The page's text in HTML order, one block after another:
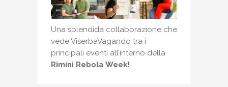
Una splendida collaborazione che
vede ViserbaVagando tra i
principali eventi all’interno della
Rimini Rebola Week!